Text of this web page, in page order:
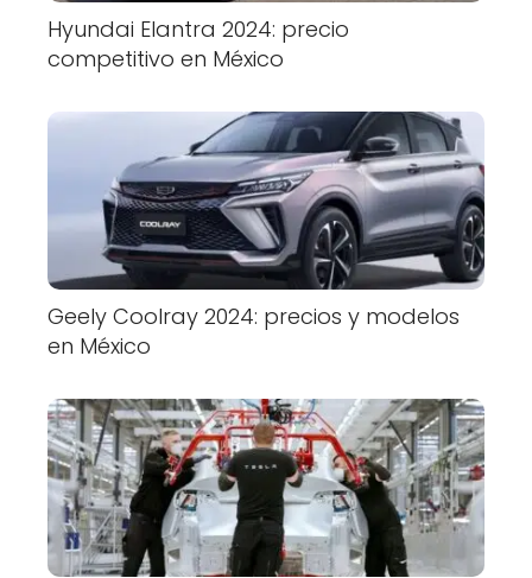
Hyundai Elantra 2024: precio
competitivo en México
Geely Coolray 2024: precios y modelos
en México